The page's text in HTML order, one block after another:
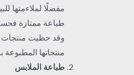
مفضلًا لملاءمتها
طباعة ممتازة
وقد حظيت منتجات
منتجاتها
طباعة الملابس